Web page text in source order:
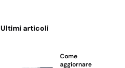
Ultimi articoli
Come
aggiornare